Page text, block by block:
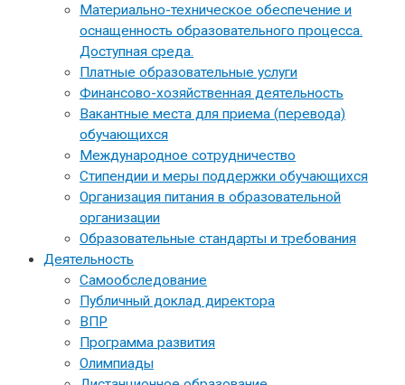
Материально-техническое обеспечение и
оснащенность образовательного процесса.
Доступная среда.
Платные образовательные услуги
Финансово-хозяйственная деятельность
Вакантные места для приема (перевода)
обучающихся
Международное сотрудничество
Стипендии и меры поддержки обучающихся
Организация питания в образовательной
организации
Образовательные стандарты и требования
Деятельность
Самообследование
Публичный доклад директора
ВПР
Программа развития
Олимпиады